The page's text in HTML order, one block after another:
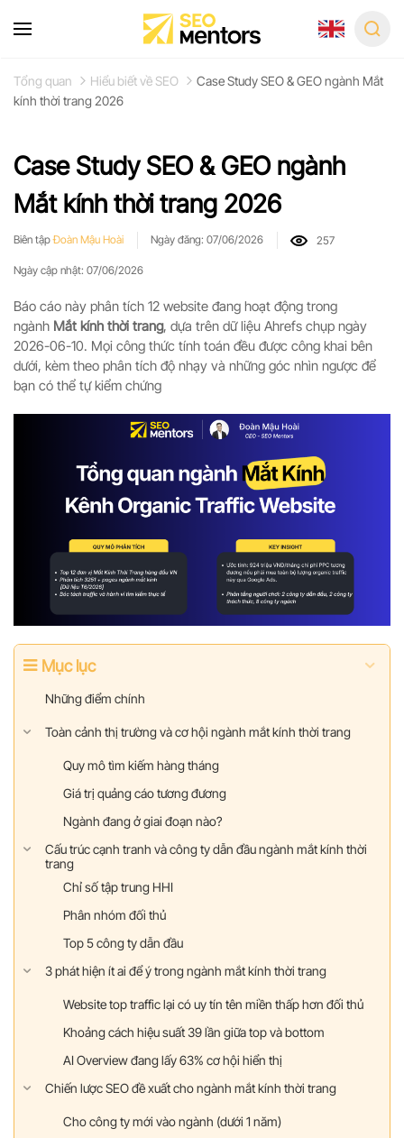
to
main
Tổng quan Hiểu biết về SEO
Case Study SEO & GEO ngành Mắt
kính thời trang 2026
Case Study SEO & GEO ngành
Mắt kính thời trang 2026
Biên tậpĐoàn Mậu Hoài Ngày đăng: 07/06/2026 257
Ngày cập nhật: 07/06/2026
Báo cáo này phân tích 12 website đang hoạt động trong
ngành Mắt kính thời trang, dựa trên dữ liệu Ahrefs chụp ngày
2026-06-10. Mọi công thức tính toán đều được công khai bên
dưới, kèm theo phân tích độ nhạy và những góc nhìn ngược để
bạn có thể tự kiểm chứng
Mục lục
Những điểm chính
Toàn cảnh thị trường và cơ hội ngành mắt kính thời trang
Quy mô tìm kiếm hàng tháng
Giá trị quảng cáo tương đương
Ngành đang ở giai đoạn nào?
Cấu trúc cạnh tranh và công ty dẫn đầu ngành mắt kính thời
trang
Chỉ số tập trung HHI
Phân nhóm đối thủ
Top 5 công ty dẫn đầu
3 phát hiện ít ai để ý trong ngành mắt kính thời trang
Website top traffic lại có uy tín tên miền thấp hơn đối thủ
Khoảng cách hiệu suất 39 lần giữa top và bottom
AI Overview đang lấy 63% cơ hội hiển thị
Chiến lược SEO đề xuất cho ngành mắt kính thời trang
Cho công ty mới vào ngành (dưới 1 năm)